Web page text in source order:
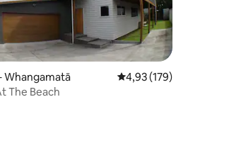
5 от 5, 36 отзива
Whangamatā Средна оценка: 4,93
4,93 (179)
The Beach